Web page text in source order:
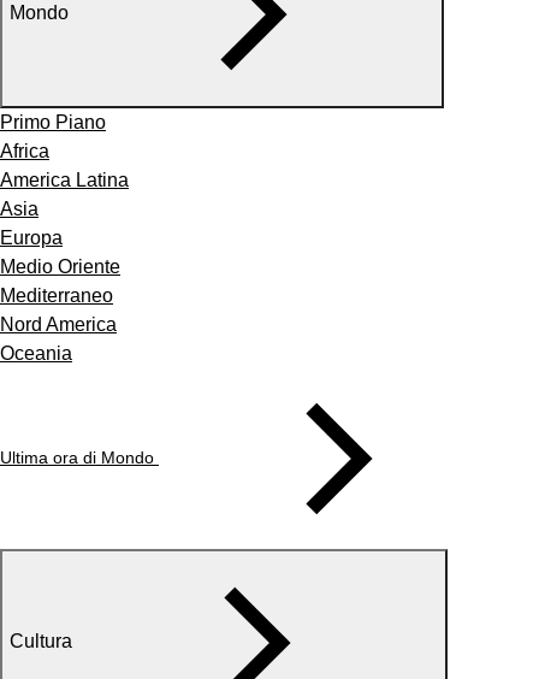
Mondo
Primo Piano
Africa
America Latina
Asia
Europa
Medio Oriente
Mediterraneo
Nord America
Oceania
Ultima ora di Mondo
Cultura